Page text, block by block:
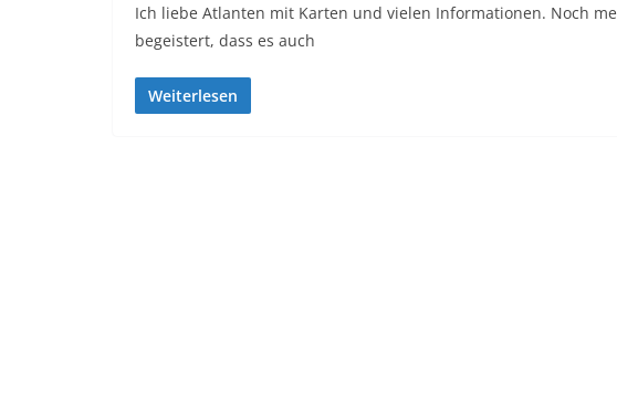
Ich liebe Atlanten mit Karten und vielen Informationen. Noch
begeistert, dass es auch
Weiterlesen